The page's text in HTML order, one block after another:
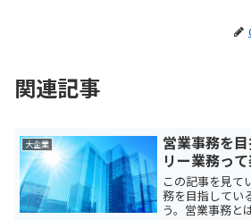
関連記事
大企業
営業事務を
リー業務って
この記事を見て
務を目指してい
う。営業事務と